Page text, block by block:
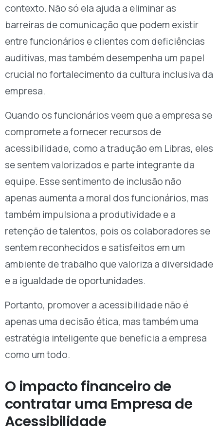
contexto. Não só ela ajuda a eliminar as
barreiras de comunicação que podem existir
entre funcionários e clientes com deficiências
auditivas, mas também desempenha um papel
crucial no fortalecimento da cultura inclusiva da
empresa.
Quando os funcionários veem que a empresa se
compromete a fornecer recursos de
acessibilidade, como a tradução em Libras, eles
se sentem valorizados e parte integrante da
equipe. Esse sentimento de inclusão não
apenas aumenta a moral dos funcionários, mas
também impulsiona a produtividade e a
retenção de talentos, pois os colaboradores se
sentem reconhecidos e satisfeitos em um
ambiente de trabalho que valoriza a diversidade
e a igualdade de oportunidades.
Portanto, promover a acessibilidade não é
apenas uma decisão ética, mas também uma
estratégia inteligente que beneficia a empresa
como um todo.
O impacto financeiro de
contratar uma Empresa de
Acessibilidade